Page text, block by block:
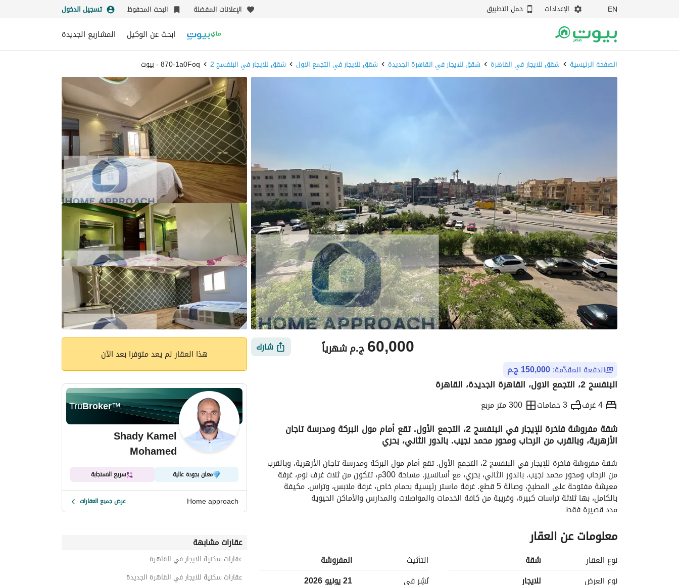
EN الإعدادات حمل التطبيق الإعلانات المفضلة البحث المحفوظ تسجيل الدخول
ابحث عن الوكيل المشاريع الجديدة
الصفحة الرئيسية شقق للايجار في القاهرة شقق للايجار في القاهرة الجديدة شقق للايجار في التجمع الاول شقق للايجار في البنفسج 2 870-1a0Foq - بيوت
ج.م60,000 شهرياً شارك
الدفعة المقدّمة: 150,000 ج.م
البنفسج 2، التجمع الاول، القاهرة الجديدة، القاهرة
4 غرف 3 حمامات 300 متر مربع
التفاصيل الاتجاهات والمؤشرات الموقع والأماكن القريبة
شقة مفروشة فاخرة للإيجار في البنفسج 2، التجمع الأول. تقع أمام مول البركة ومدرسة تاجان
الأزهرية، وبالقرب من الرحاب ومحور محمد نجيب. بالدور الثاني، بحري
بالكامل، بها ثلاثة تراسات كبيرة، وقريبة من كافة الخدمات والمواصلات والمدارس والأماكن الحيوية
مدد قصيرة فقط
معلومات عن العقار
نوع العقار
شقة
نوع العرض
للايجار
التأثيث
المفروشة
نُشِر في
21 يونيو 2026
هذا العقار لم يعد متوفرا بعد الآن
TruBroker™
Shady Kamel
Mohamed
معلن بجودة عالية سريع الاستجابة
Home approach عرض جميع العقارات
عقارات مشابهة
عقارات سكنية للايجار في القاهرة
عقارات سكنية للايجار في القاهرة الجديدة